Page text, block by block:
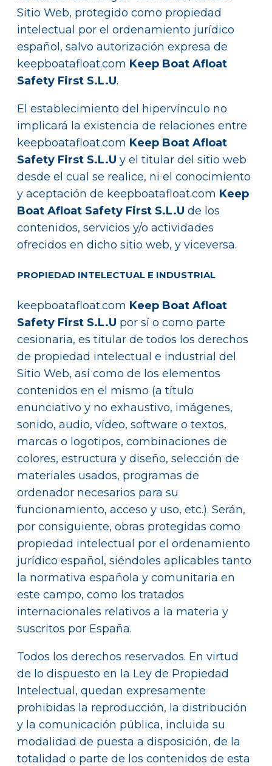
Sitio Web, protegido como propiedad
intelectual por el ordenamiento jurídico
español, salvo autorización expresa de
keepboatafloat.com Keep Boat Afloat
Safety First S.L.U.
El establecimiento del hipervínculo no
implicará la existencia de relaciones entre
keepboatafloat.com Keep Boat Afloat
Safety First S.L.U y el titular del sitio web
desde el cual se realice, ni el conocimiento
y aceptación de keepboatafloat.com Keep
Boat Afloat Safety First S.L.U de los
contenidos, servicios y/o actividades
ofrecidos en dicho sitio web, y viceversa.
PROPIEDAD INTELECTUAL E INDUSTRIAL
keepboatafloat.com Keep Boat Afloat
Safety First S.L.U por sí o como parte
cesionaria, es titular de todos los derechos
de propiedad intelectual e industrial del
Sitio Web, así como de los elementos
contenidos en el mismo (a título
enunciativo y no exhaustivo, imágenes,
sonido, audio, vídeo, software o textos,
marcas o logotipos, combinaciones de
colores, estructura y diseño, selección de
materiales usados, programas de
ordenador necesarios para su
funcionamiento, acceso y uso, etc.). Serán,
por consiguiente, obras protegidas como
propiedad intelectual por el ordenamiento
jurídico español, siéndoles aplicables tanto
la normativa española y comunitaria en
este campo, como los tratados
internacionales relativos a la materia y
suscritos por España.
Todos los derechos reservados. En virtud
de lo dispuesto en la Ley de Propiedad
Intelectual, quedan expresamente
prohibidas la reproducción, la distribución
y la comunicación pública, incluida su
modalidad de puesta a disposición, de la
totalidad o parte de los contenidos de esta